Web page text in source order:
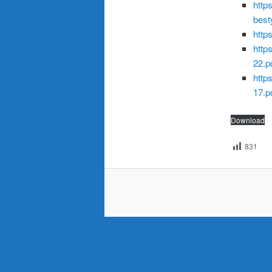
Download
831